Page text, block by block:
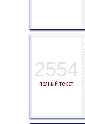
2554
полный текст